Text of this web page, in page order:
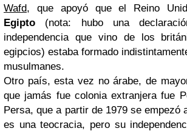
Wafd, que apoyó que el Reino
Egipto (nota: hubo una
independencia que vino de los
egipcios) estaba formado
musulmanes.
Otro país, esta vez no árabe, de
que jamás fue colonia extranjera fue
Persa, que a partir de 1979 se empezó
es una teocracia, pero su